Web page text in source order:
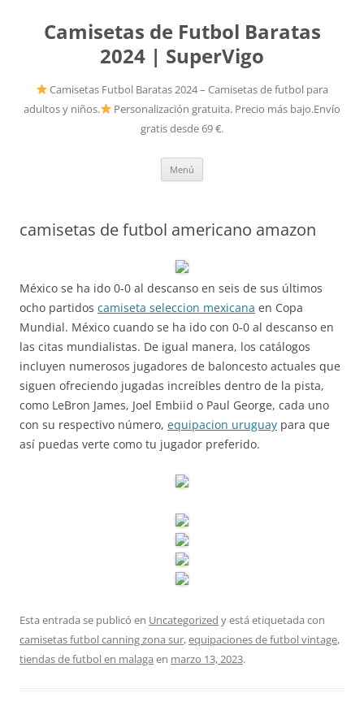
Camisetas de Futbol Baratas
2024 | SuperVigo
Camisetas Futbol Baratas 2024 – Camisetas de futbol para
adultos y niños.
Personalización gratuita. Precio más bajo.Envío
gratis desde 69 €.
Menú
camisetas de futbol americano amazon
México se ha ido 0-0 al descanso en seis de sus últimos
ocho partidos camiseta seleccion mexicana en Copa
Mundial. México cuando se ha ido con 0-0 al descanso en
las citas mundialistas. De igual manera, los catálogos
incluyen numerosos jugadores de baloncesto actuales que
siguen ofreciendo jugadas increíbles dentro de la pista,
como LeBron James, Joel Embiid o Paul George, cada uno
con su respectivo número, equipacion uruguay para que
así puedas verte como tu jugador preferido.
Esta entrada se publicó en Uncategorized y está etiquetada con
camisetas futbol canning zona sur,equipaciones de futbol vintage,
tiendas de futbol en malaga en marzo 13, 2023.